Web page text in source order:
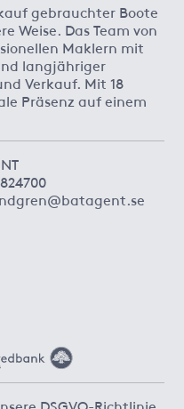
gebrauchter Boote
Weise. Das Team von
Maklern mit
langjähriger
Verkauf. Mit 18
Präsenz auf einem
DSGVO-Richtlinie